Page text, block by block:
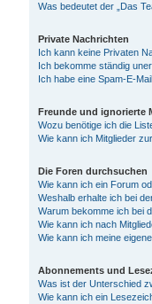
Was bedeutet der „Das
Private Nachrichten
Ich kann keine Privaten
Ich bekomme ständig
Ich habe eine Spam-E-
Freunde und ignorierte
Wozu benötige ich die
Wie kann ich Mitglieder
Die Foren durchsuchen
Wie kann ich ein Forum
Weshalb erhalte ich bei
Warum bekomme ich bei
Wie kann ich nach
Wie kann ich meine
Abonnements und
Was ist der Unterschied
Wie kann ich ein